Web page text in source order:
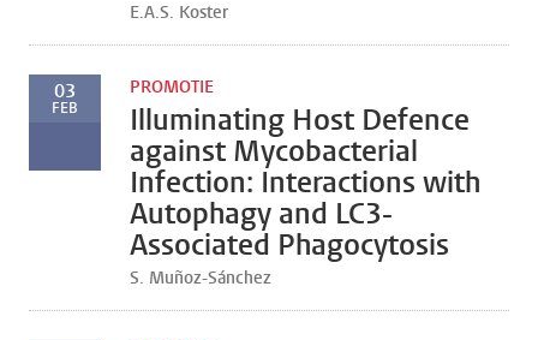
E.A.S. Koster
03
FEB
PROMOTIE
Illuminating Host Defence
against Mycobacterial
Infection: Interactions with
Autophagy and LC3-
Associated Phagocytosis
S. Muñoz-Sánchez